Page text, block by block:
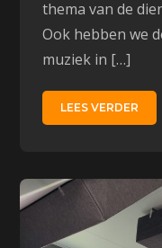
thema van de
Ook hebben we
muziek in […]
LEES VERDER